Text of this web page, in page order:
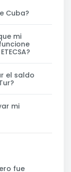
Cuba?
mi
el saldo
mi
fue